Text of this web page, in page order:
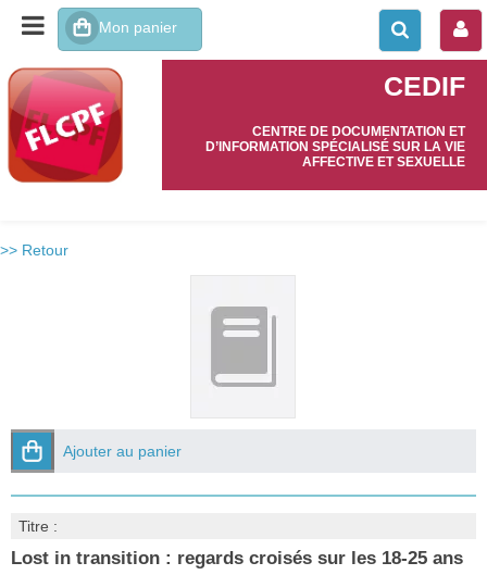
CEDIF
CENTRE DE DOCUMENTATION ET
D’INFORMATION SPÉCIALISÉ SUR LA VIE
AFFECTIVE ET SEXUELLE
>> Retour
Ajouter au panier
Titre :
Lost in transition : regards croisés sur les 18-25 ans